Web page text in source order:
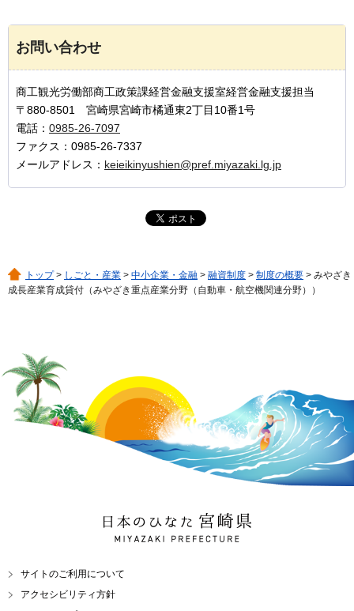
お問い合わせ
商工観光労働部商工政策課経営金融支援室経営金融支援担当
〒880-8501 宮崎県宮崎市橘通東2丁目10番1号
電話： 0985-26-7097
ファクス：0985-26-7337
メールアドレス： keieikinyushien@pref.miyazaki.lg.jp
トップ> しごと・産業 > 中小企業・金融 > 融資制度 > 制度の概要 > みやざき
成長産業育成貸付（みやざき重点産業分野（自動車・航空機関連分野））
日本のひなた 宮崎県
MIYAZAKI PREFECTURE
サイトのご利用について
アクセシビリティ方針